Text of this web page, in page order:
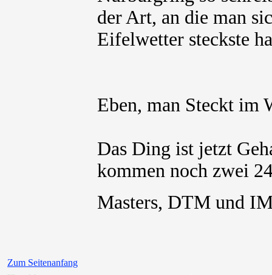
der Art, an die man
Eifelwetter steckste
Eben, man Steckt im
Das Ding ist jetzt
kommen noch zwei
Masters, DTM und
Zum Seitenanfang